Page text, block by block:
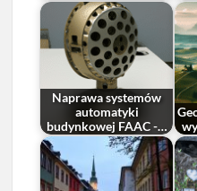
Naprawa systemów
automatyki
budynkowej FAAC -…